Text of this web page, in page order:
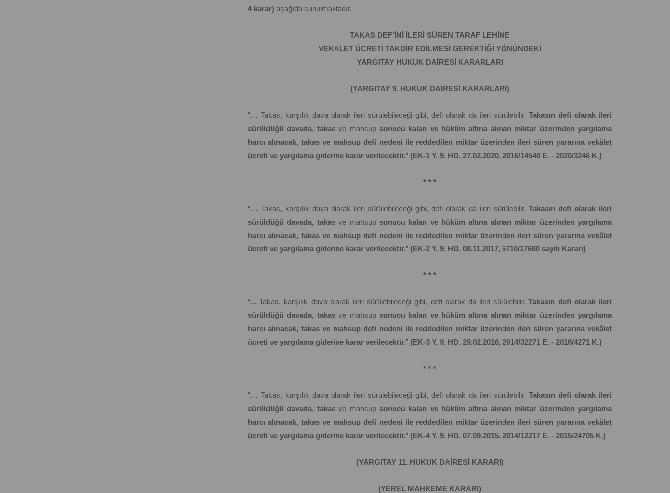
4 karar) aşağıda sunulmaktadır.
TAKAS DEF’İNİ İLERİ SÜREN TARAF LEHİNE
VEKALET ÜCRETİ TAKDİR EDİLMESİ GEREKTİĞİ YÖNÜNDEKİ
YARGITAY HUKUK DAİRESİ KARARLARI
(YARGITAY 9. HUKUK DAİRESİ KARARLARI)
“… Takas, karşılık dava olarak ileri sürülebileceği gibi, defi olarak da ileri sürülebilir. Takasın defi olarak ileri
sürüldüğü davada, takasve mahsup sonucu kalan ve hüküm altına alınan miktar üzerinden yargılama
harcı alınacak, takas ve mahsup defi nedeni ile reddedilen miktar üzerinden ileri süren yararına vekâlet
ücreti ve yargılama giderine karar verilecektir.” (EK-1 Y. 9. HD. 27.02.2020, 2016/14540 E. - 2020/3246 K.)
* * *
“… Takas, karşılık dava olarak ileri sürülebileceği gibi, defi olarak da ileri sürülebilir. Takasın defi olarak ileri
sürüldüğü davada, takasve mahsup sonucu kalan ve hüküm altına alınan miktar üzerinden yargılama
harcı alınacak, takas ve mahsup defi nedeni ile reddedilen miktar üzerinden ileri süren yararına vekâlet
ücreti ve yargılama giderine karar verilecektir.” (EK-2 Y. 9. HD. 08.11.2017, 6710/17680 sayılı Kararı)
* * *
“... Takas, karşılık dava olarak ileri sürülebileceği gibi, defi olarak da ileri sürülebilir.Takasın defi olarak ileri
sürüldüğü davada, takasve mahsup sonucu kalan ve hüküm altına alınan miktar üzerinden yargılama
harcı alınacak, takas ve mahsup defi nedeni ile reddedilen miktar üzerinden ileri süren yararına vekâlet
ücreti ve yargılama giderine karar verilecektir.” (EK-3 Y. 9. HD. 29.02.2016, 2014/32271 E. - 2016/4271 K.)
* * *
“… Takas, karşılık dava olarak ileri sürülebileceği gibi, defi olarak da ileri sürülebilir. Takasın defi olarak ileri
sürüldüğü davada, takasve mahsup sonucu kalan ve hüküm altına alınan miktar üzerinden yargılama
harcı alınacak, takas ve mahsup defi nedeni ile reddedilen miktar üzerinden ileri süren yararına vekâlet
ücreti ve yargılama giderine karar verilecektir.” (EK-4 Y. 9. HD. 07.09.2015, 2014/12217 E. - 2015/24705 K.)
(YARGITAY 11. HUKUK DAİRESİ KARARI)
(YEREL MAHKEME KARARI)